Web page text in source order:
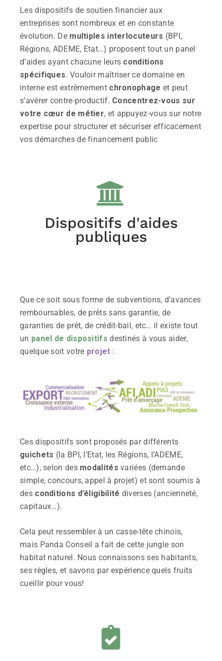
Les dispositifs de soutien financier aux
entreprises sont nombreux et en constante
évolution. De multiples interlocuteurs (BPI,
Régions, ADEME, Etat…) proposent tout un panel
d’aides ayant chacune leurs conditions
spécifiques. Vouloir maîtriser ce domaine en
interne est extrêmement chronophage et peut
s’avérer contre-productif. Concentrez-vous sur
votre cœur de métier, et appuyez-vous sur notre
expertise pour structurer et sécuriser efficacement
vos démarches de financement public
Dispositifs d'aides
publiques
Que ce soit sous forme de subventions, d’avances
remboursables, de prêts sans garantie, de
garanties de prêt, de crédit-bail, etc… il existe tout
un panel de dispositifsdestinés à vous aider,
quelque soit votre projet :
Ces dispositifs sont proposés par différents
guichets (la BPI, l’Etat, les Régions, l’ADEME,
etc…), selon des modalitésvariées (demande
simple, concours, appel à projet) et sont soumis à
des conditions d’éligibilité diverses (ancienneté,
capitaux…).
Cela peut ressembler à un casse-tête chinois,
mais Panda Conseil a fait de cette jungle son
habitat naturel. Nous connaissons ses habitants,
ses règles, et savons par expérience quels fruits
cueillir pour vous!